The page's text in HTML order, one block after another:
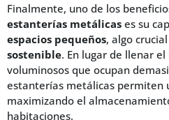
Finalmente, uno de los
estanterías metálicas es su
espacios pequeños, algo
sostenible. En lugar de llenar
voluminosos que ocupan
estanterías metálicas permiten
maximizando el
habitaciones.